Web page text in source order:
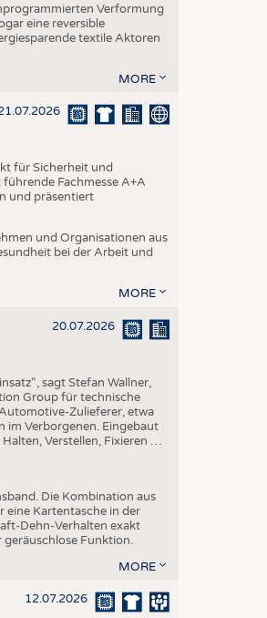
Verformung
eine reversible
textile Aktoren
MORE
für Sicherheit und
Fachmesse A+A
und präsentiert
und Organisationen aus
bei der Arbeit und
MORE
20.07.2026
sagt Stefan Wallner,
Group für technische
Zulieferer, etwa
im Verborgenen. Eingebaut
Verstellen, Fixieren …
Die Kombination aus
eine Kartentasche in der
Dehn-Verhalten exakt
Funktion.
MORE
12.07.2026